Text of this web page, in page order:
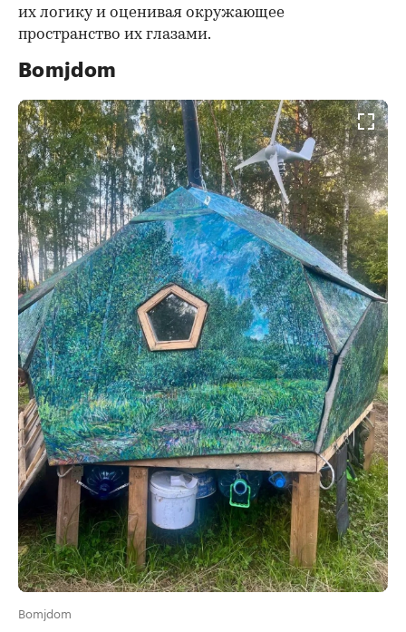
их логику и оценивая окружающее
пространство их глазами.
Bomjdom
Bomjdom